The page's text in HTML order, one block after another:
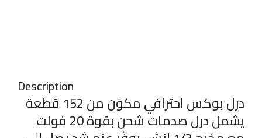
Description
درل بوكس احترافي مكوّن من 152 قطعة
يشمل درل صدمات شحن بقوة 20 فولت